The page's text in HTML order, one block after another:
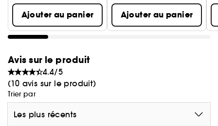
Ajouter au panier Ajouter au panier
Avis sur le produit
4.4/5
(10 avis sur le produit)
Trier par
Les plus récents